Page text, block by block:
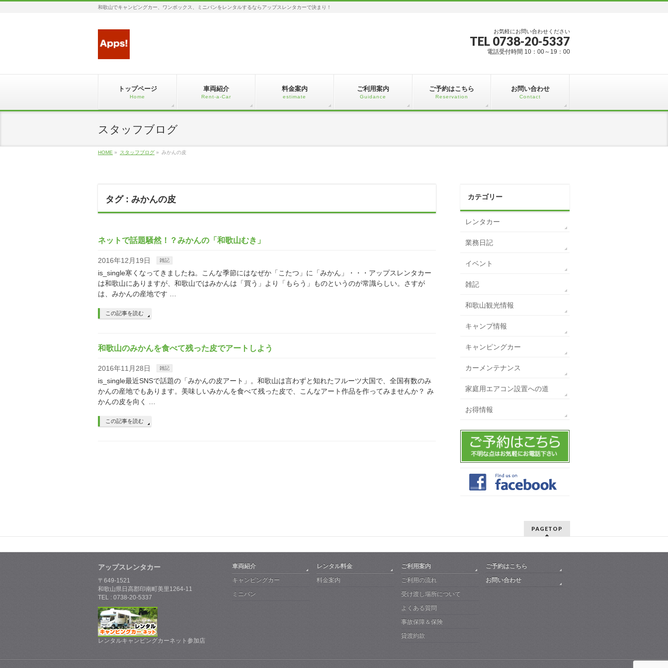
和歌山でキャンピングカー、ワンボックス、ミニバンをレンタルするならアップスレンタカーで決まり！
お気軽にお問い合わせください
TEL 0738-20-5337
電話受付時間 10：00～19：00
トップページ
Home
車両紹介
Rent-a-Car
料金案内
estimate
ご利用案内
Guidance
ご予約はこちら
Reservation
お問い合わせ
Contact
スタッフブログ
HOME » スタッフブログ » みかんの皮
タグ : みかんの皮
ネットで話題騒然！？みかんの「和歌山むき」
2016年12月19日 雑記
is_single寒くなってきましたね。こんな季節にはなぜか「こたつ」に「みかん」・・・アップスレンタカー
は和歌山にありますが、和歌山ではみかんは「買う」より「もらう」ものというのが常識らしい。さすが
は、みかんの産地です …
この記事を読む
和歌山のみかんを食べて残った皮でアートしよう
2016年11月28日 雑記
is_single最近SNSで話題の「みかんの皮アート」。和歌山は言わずと知れたフルーツ大国で、全国有数のみ
かんの産地でもあります。美味しいみかんを食べて残った皮で、こんなアート作品を作ってみませんか？ み
かんの皮を向く …
この記事を読む
カテゴリー
レンタカー
業務日記
イベント
雑記
和歌山観光情報
キャンプ情報
キャンピングカー
カーメンテナンス
家庭用エアコン設置への道
お得情報
PAGETOP
アップスレンタカー
〒649-1521
和歌山県日高郡印南町美里1264-11
TEL : 0738-20-5337
レンタルキャンピングカーネット参加店
車両紹介
キャンピングカー
ミニバン
レンタル料金
料金案内
ご利用案内
ご利用の流れ
受け渡し場所について
よくある質問
事故保障＆保険
貸渡約款
ご予約はこちら
お問い合わせ